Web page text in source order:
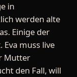
in
werden alte
Einige der
muss live
Mutter
den Fall, will